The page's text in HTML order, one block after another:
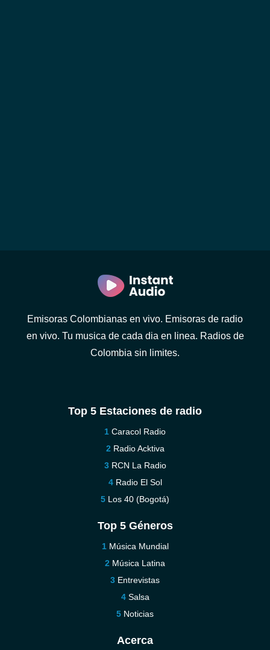
Emisoras Colombianas en vivo. Emisoras de radio
en vivo. Tu musica de cada dia en linea. Radios de
Colombia sin limites.
Top 5 Estaciones de radio
Caracol Radio
Radio Acktiva
RCN La Radio
Radio El Sol
Los 40 (Bogotá)
Top 5 Géneros
Música Mundial
Música Latina
Entrevistas
Salsa
Noticias
Acerca